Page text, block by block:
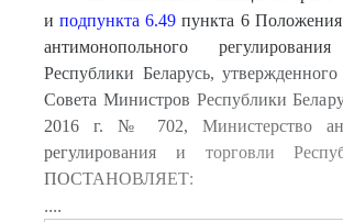
иподпункта 6.49 пункта 6
антимонопольного
Республики Беларусь,
Совета Министров Республики
2016 г. № 702, Министерство
регулирования и торговли
ПОСТАНОВЛЯЕТ:
....